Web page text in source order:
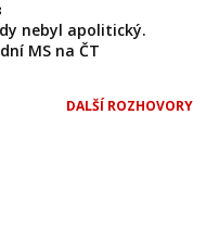
nebyl apolitický.
MS na ČT
DALŠÍ ROZHOVORY